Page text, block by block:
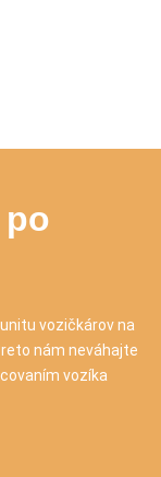
vozičkárov na
nám neváhajte
vozíka